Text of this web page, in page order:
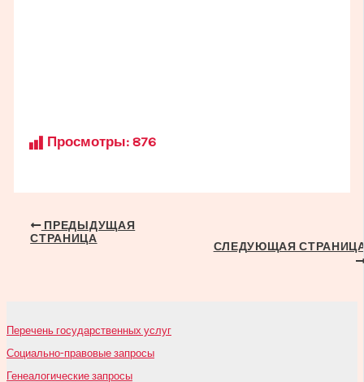
Просмотры: 876
Навигация
ПРЕДЫДУЩАЯ
СТРАНИЦА
СЛЕДУЮЩАЯ
Перечень государственных услуг
Социально-правовые запросы
Генеалогические запросы